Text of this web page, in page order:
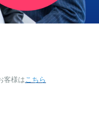
客様はこちら